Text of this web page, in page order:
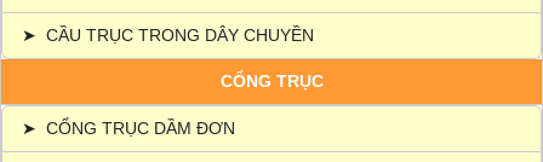
➤ CẦU TRỤC TRONG DÂY CHUYỀN
CỔNG TRỤC
➤ CỔNG TRỤC DẦM ĐƠN